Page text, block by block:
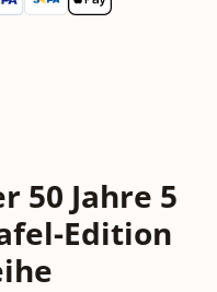
50 Jahre 5
Edition